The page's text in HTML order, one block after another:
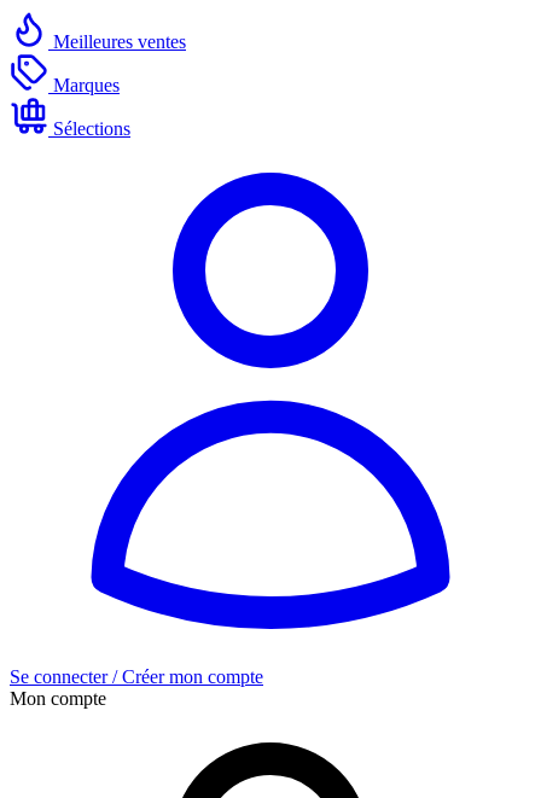
Meilleures ventes
Marques
Sélections
Se connecter / Créer mon compte
Mon compte